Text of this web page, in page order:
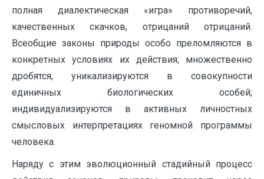
полная диалектическая «игра» противоречий,
качественных скачков, отрицаний отрицаний.
Всеобщие законы природы особо преломляются в
конкретных условиях их действия; множественно
дробятся, уникализируются в совокупности
единичных биологических особей;
индивидуализируются в активных личностных
смысловых интерпретациях геномной программы
человека.
Наряду с этим эволюционный стадийный процесс